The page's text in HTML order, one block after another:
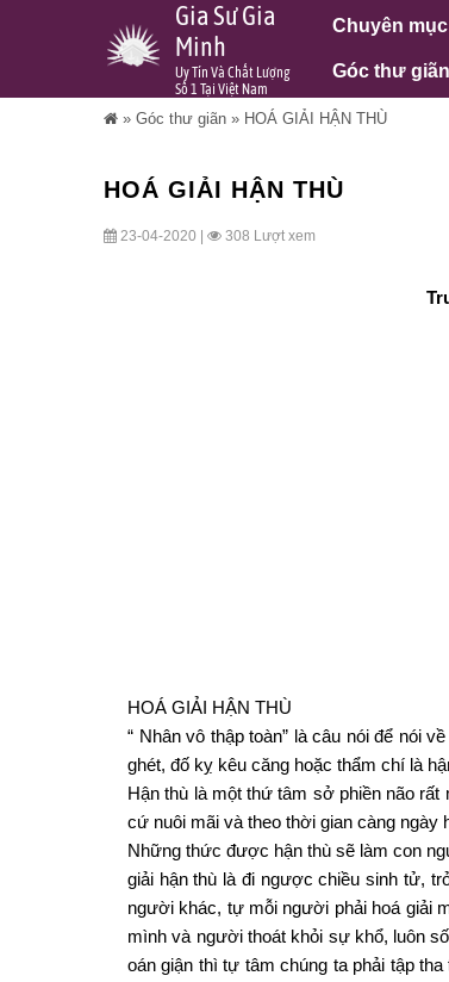
Gia Sư Gia
Minh
Uy Tín Và Chất Lượng
Số 1 Tại Việt Nam
Chuyên mục
Góc thư giãn
» Góc thư giãn » HOÁ GIẢI HẬN THÙ
HOÁ GIẢI HẬN THÙ
23-04-2020 | 308 Lượt xem
HOÁ GIẢI HẬN THÙ
“ Nhân vô thập toàn” là câu nói để nói
ghét, đố kỵ kêu căng hoặc thẩm chí là
Hận thù là một thứ tâm sở phiền não
cứ nuôi mãi và theo thời gian càng ngày
Những thức được hận thù sẽ làm con
giải hận thù là đi ngược chiều sinh tử,
người khác, tự mỗi người phải hoá giải
mình và người thoát khỏi sự khổ, luôn
oán giận thì tự tâm chúng ta phải tập